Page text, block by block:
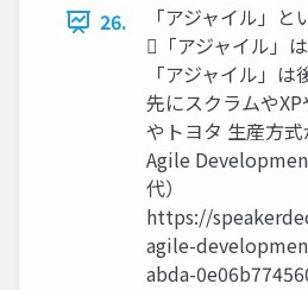
26.
「アジャイル」
「アジャイル」
「アジャイル」は
先にスクラムや
やトヨタ 生産方
Agile
代）
https://
agile-
abda-